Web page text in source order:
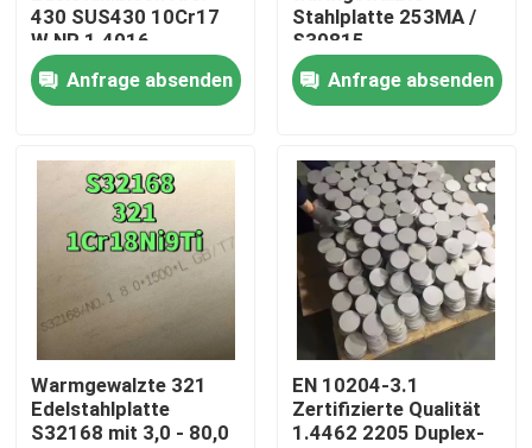
Produkte
Videos
Über uns
430 SUS430 10Cr17
W.NR 1.4016
10*1500*6000
Oberfläche NO.1
Anfrage absenden
Stahlplatte 253MA /
S30815
Anfrage absenden
Warmgewalzte 321
Edelstahlplatte
S32168 mit 3,0 - 80,0
EN 10204-3.1
Zertifizierte Qualität
1.4462 2205 Duplex-